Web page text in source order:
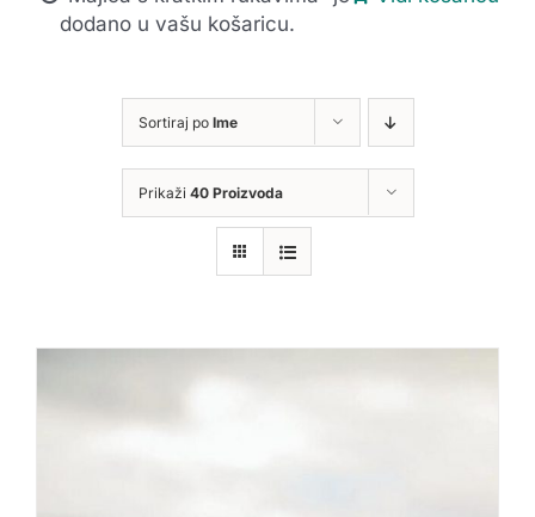
dodano u vašu košaricu.
Sortiraj po Ime
Prikaži 40 Proizvoda